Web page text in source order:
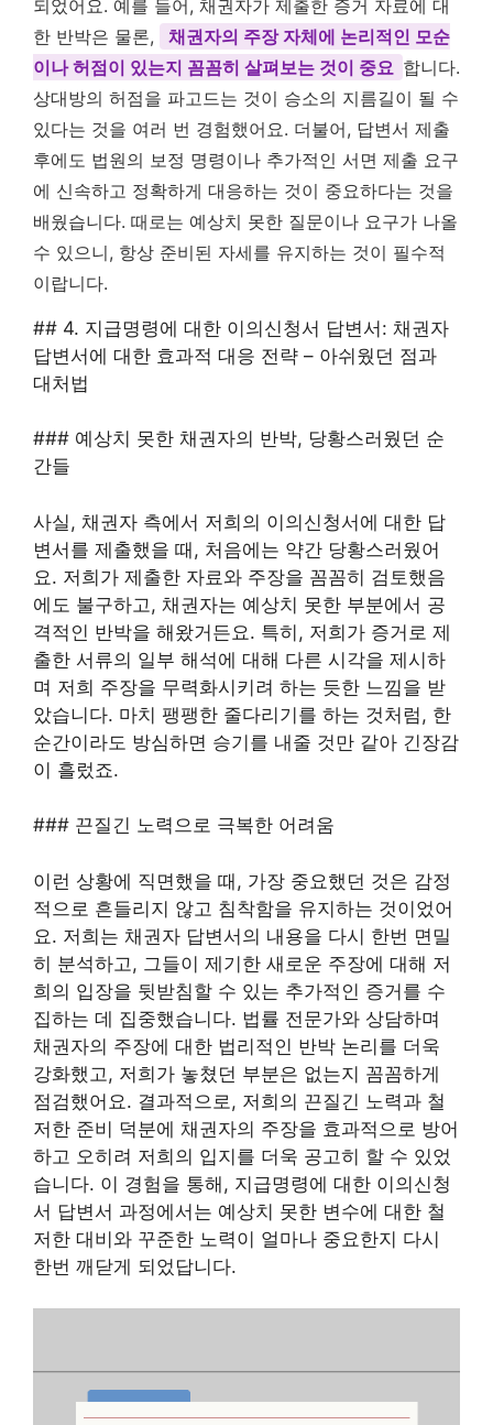
되었어요. 예를 들어, 채권자가 제출한 증거 자료에 대
한 반박은 물론,
채권자의 주장 자체에 논리적인 모순
이나 허점이 있는지 꼼꼼히 살펴보는 것이 중요 합니다.
상대방의 허점을 파고드는 것이 승소의 지름길이 될 수
있다는 것을 여러 번 경험했어요. 더불어, 답변서 제출
후에도 법원의 보정 명령이나 추가적인 서면 제출 요구
에 신속하고 정확하게 대응하는 것이 중요하다는 것을
배웠습니다. 때로는 예상치 못한 질문이나 요구가 나올
수 있으니, 항상 준비된 자세를 유지하는 것이 필수적
이랍니다.
## 4. 지급명령에 대한 이의신청서 답변서: 채권자
답변서에 대한 효과적 대응 전략 – 아쉬웠던 점과
대처법
### 예상치 못한 채권자의 반박, 당황스러웠던 순
간들
사실, 채권자 측에서 저희의 이의신청서에 대한 답
변서를 제출했을 때, 처음에는 약간 당황스러웠어
요. 저희가 제출한 자료와 주장을 꼼꼼히 검토했음
에도 불구하고, 채권자는 예상치 못한 부분에서 공
격적인 반박을 해왔거든요. 특히, 저희가 증거로 제
출한 서류의 일부 해석에 대해 다른 시각을 제시하
며 저희 주장을 무력화시키려 하는 듯한 느낌을 받
았습니다. 마치 팽팽한 줄다리기를 하는 것처럼, 한
순간이라도 방심하면 승기를 내줄 것만 같아 긴장감
이 흘렀죠.
### 끈질긴 노력으로 극복한 어려움
이런 상황에 직면했을 때, 가장 중요했던 것은 감정
적으로 흔들리지 않고 침착함을 유지하는 것이었어
요. 저희는 채권자 답변서의 내용을 다시 한번 면밀
히 분석하고, 그들이 제기한 새로운 주장에 대해 저
희의 입장을 뒷받침할 수 있는 추가적인 증거를 수
집하는 데 집중했습니다. 법률 전문가와 상담하며
채권자의 주장에 대한 법리적인 반박 논리를 더욱
강화했고, 저희가 놓쳤던 부분은 없는지 꼼꼼하게
점검했어요. 결과적으로, 저희의 끈질긴 노력과 철
저한 준비 덕분에 채권자의 주장을 효과적으로 방어
하고 오히려 저희의 입지를 더욱 공고히 할 수 있었
습니다. 이 경험을 통해, 지급명령에 대한 이의신청
서 답변서 과정에서는 예상치 못한 변수에 대한 철
저한 대비와 꾸준한 노력이 얼마나 중요한지 다시
한번 깨닫게 되었답니다.